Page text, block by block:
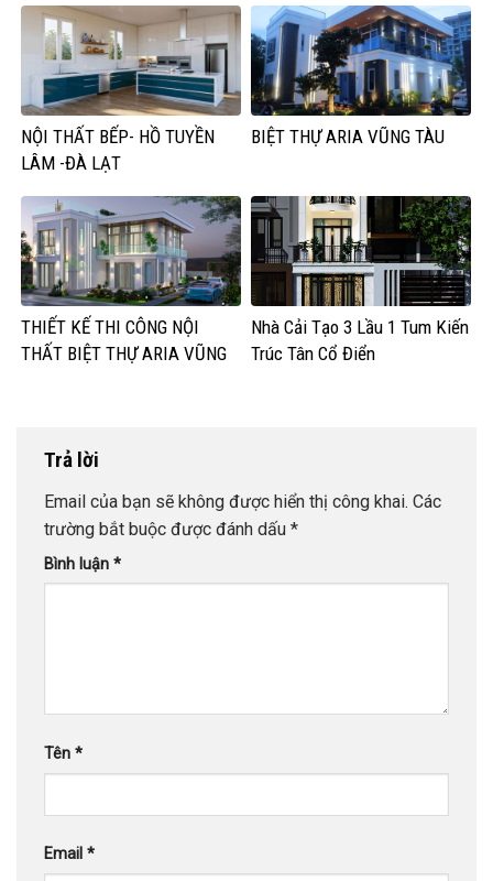
NỘI THẤT BẾP- HỒ TUYỀN
LÂM -ĐÀ LẠT
BIỆT THỰ ARIA VŨNG TÀU
THIẾT KẾ THI CÔNG NỘI
THẤT BIỆT THỰ ARIA VŨNG
Nhà Cải Tạo 3 Lầu 1 Tum Kiến
Trúc Tân Cổ Điển
Trả lời
Email của bạn sẽ không được hiển thị công khai. Các
trường bắt buộc được đánh dấu *
Bình luận *
Tên *
Email *